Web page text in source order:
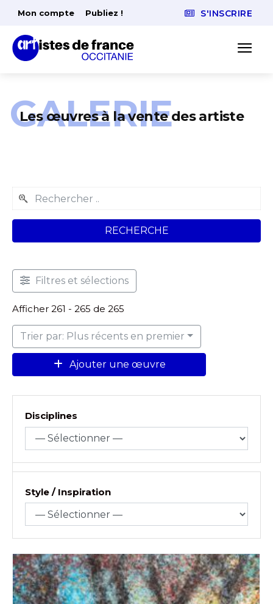
Mon compte Publiez ! S'INSCRIRE
Les œuvres à la vente des artiste
GALERIE
RECHERCHE
Filtres et sélections
Afficher 261 - 265 de 265
Trier par: Plus récents en premier
Ajouter une œuvre
Disciplines
Style / Inspiration